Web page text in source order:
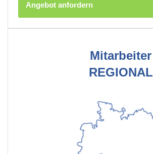
Angebot anfordern
Mitarbeiter
REGIONAL